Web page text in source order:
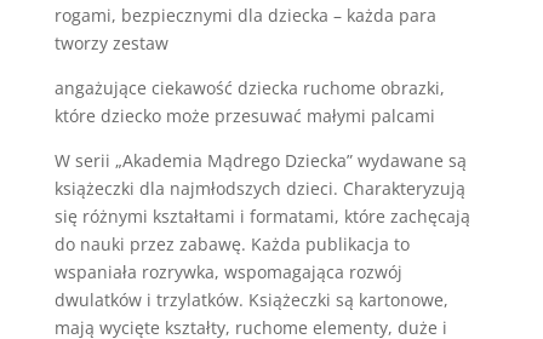
rogami, bezpiecznymi dla dziecka – każda para
tworzy zestaw
angażujące ciekawość dziecka ruchome obrazki,
które dziecko może przesuwać małymi palcami
W serii „Akademia Mądrego Dziecka” wydawane są
książeczki dla najmłodszych dzieci. Charakteryzują
się różnymi kształtami i formatami, które zachęcają
do nauki przez zabawę. Każda publikacja to
wspaniała rozrywka, wspomagająca rozwój
dwulatków i trzylatków. Książeczki są kartonowe,
mają wycięte kształty, ruchome elementy, duże i